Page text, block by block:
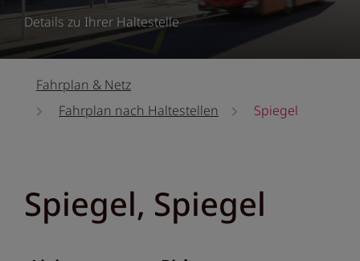
Details zu Ihrer Haltestelle
Fahrplan & Netz
Fahrplan nach Haltestellen
Spiegel
Spiegel, Spiegel